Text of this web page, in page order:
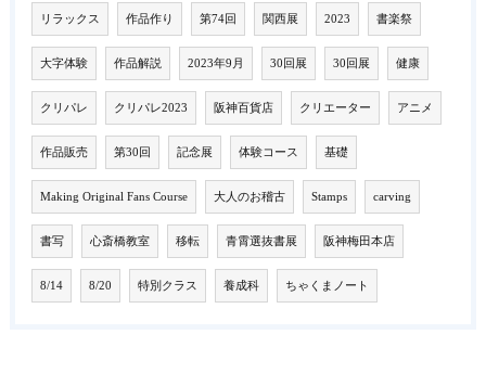
リラックス 作品作り 第74回 関西展 2023 書楽祭
大字体験 作品解説 2023年9月 30回展 30回展 健康
クリパレ クリパレ2023 阪神百貨店 クリエーター アニメ
作品販売 第30回 記念展 体験コース 基礎
Making Original Fans Course 大人のお稽古 Stamps carving
書写 心斎橋教室 移転 青霄選抜書展 阪神梅田本店
8/14 8/20 特別クラス 養成科 ちゃくまノート